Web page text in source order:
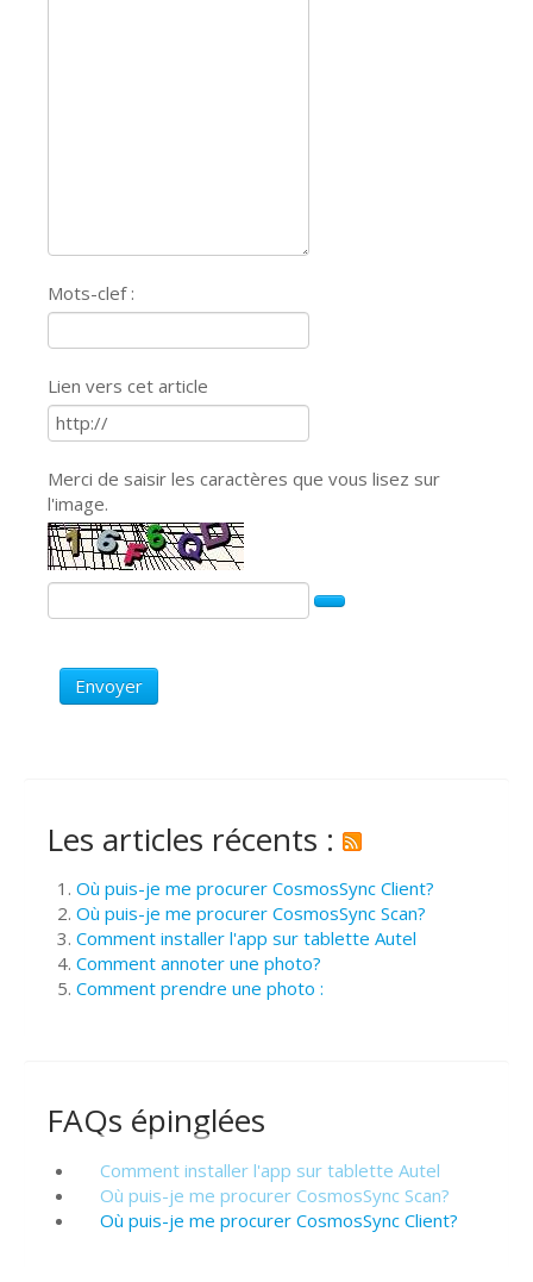
Mots-clef :
Lien vers cet article
Merci de saisir les caractères que vous lisez sur
l'image.
Envoyer
Les articles récents :
Où puis-je me procurer CosmosSync Client?
Où puis-je me procurer CosmosSync Scan?
Comment installer l'app sur tablette Autel
Comment annoter une photo?
Comment prendre une photo :
FAQs épinglées
Comment installer l'app sur tablette Autel
Où puis-je me procurer CosmosSync Scan?
Où puis-je me procurer CosmosSync Client?